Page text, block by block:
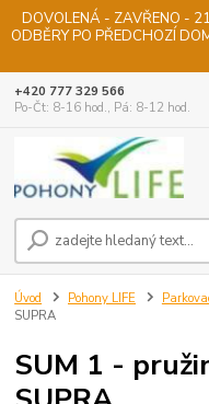
DOVOLENÁ - ZAVŘENO -
ODBĚRY PO PŘEDCHOZÍ
+420 777 329 566
Po-Čt: 8-16 hod., Pá: 8-12 hod.
Úvod Pohony LIFE
SUPRA
SUM 1 -